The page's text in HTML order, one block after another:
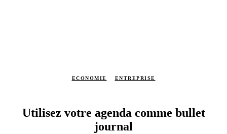
ECONOMIE ENTREPRISE
Utilisez votre agenda comme bullet
journal